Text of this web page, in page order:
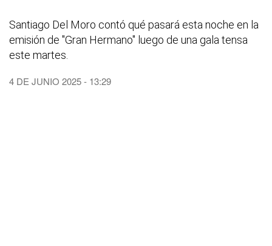
Santiago Del Moro contó qué pasará esta noche en la
emisión de "Gran Hermano" luego de una gala tensa
este martes.
4 DE JUNIO 2025 - 13:29